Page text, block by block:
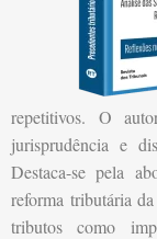
repetitivos. O
jurisprudência e
Destaca-se pela
reforma tributária
tributos como